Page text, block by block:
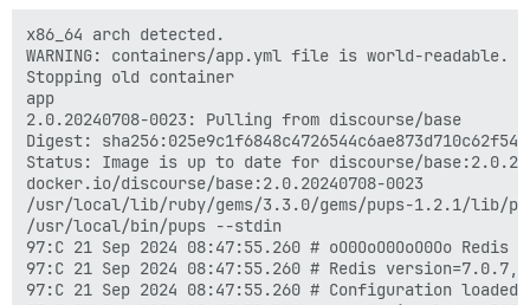
x86_64 arch detected.
WARNING: containers/app.yml file is world-
Stopping old container
app
2.0.20240708-0023: Pulling from discourse/base
Digest:
Status: Image is up to date for discourse/
docker.io/discourse/base:2.0.20240708-0023
/usr/local/lib/ruby/gems/3.3.0/gems/pups-1.2.1/lib/
/usr/local/bin/pups --stdin
97:C 21 Sep 2024 08:47:55.260 # oO0OoO0OoO0Oo Redis
97:C 21 Sep 2024 08:47:55.260 # Redis
97:C 21 Sep 2024 08:47:55.260 # Configuration loaded